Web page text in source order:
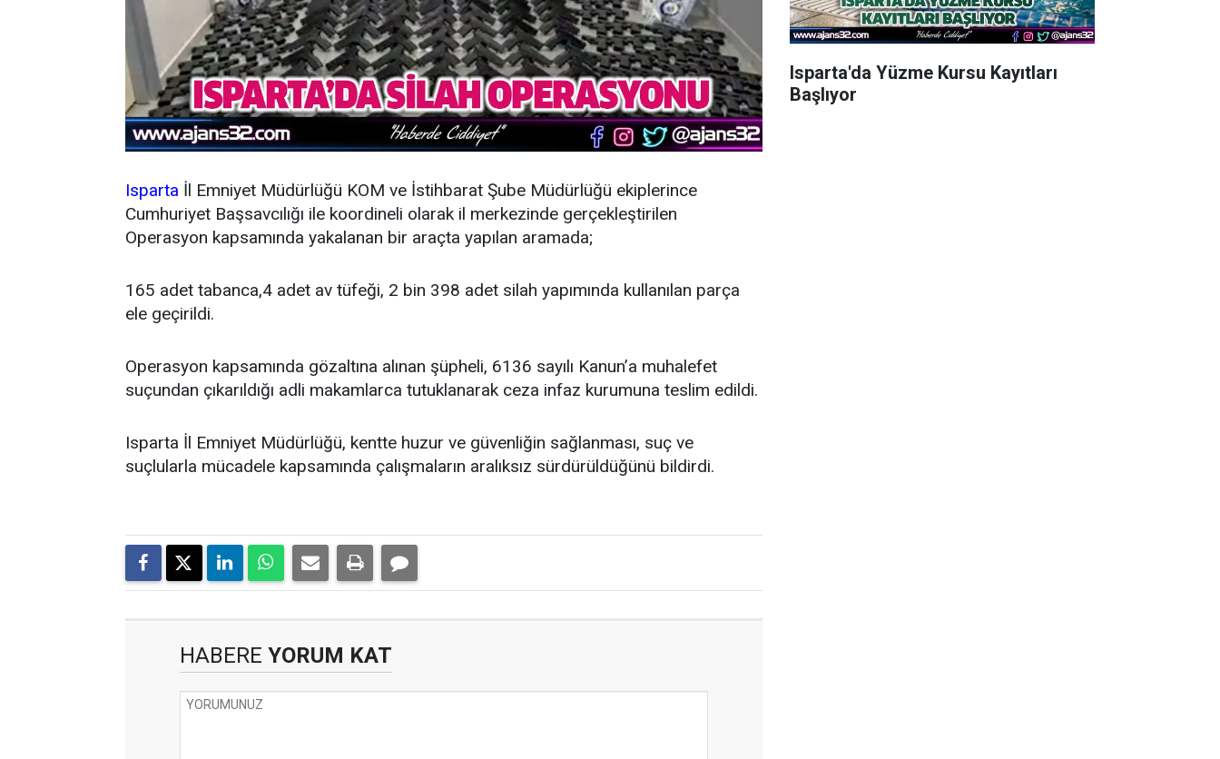
Isparta İl Emniyet Müdürlüğü KOM ve İstihbarat Şube Müdürlüğü ekiplerince
Cumhuriyet Başsavcılığı ile koordineli olarak il merkezinde gerçekleştirilen
Operasyon kapsamında yakalanan bir araçta yapılan aramada;
165 adet tabanca,4 adet av tüfeği, 2 bin 398 adet silah yapımında kullanılan parça
ele geçirildi.
Operasyon kapsamında gözaltına alınan şüpheli, 6136 sayılı Kanun’a muhalefet
suçundan çıkarıldığı adli makamlarca tutuklanarak ceza infaz kurumuna teslim edildi.
Isparta İl Emniyet Müdürlüğü, kentte huzur ve güvenliğin sağlanması, suç ve
suçlularla mücadele kapsamında çalışmaların aralıksız sürdürüldüğünü bildirdi.
HABERE YORUM KAT
Isparta'da Yüzme Kursu Kayıtları
Başlıyor